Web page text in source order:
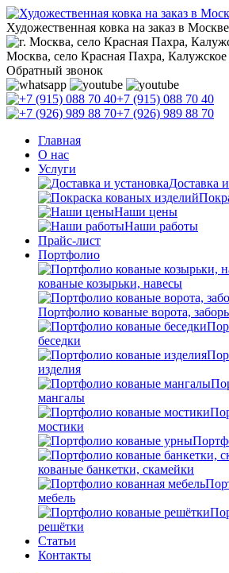
Художественная ковка на заказ в Москве
Москва, село Красная Пахра,
Обратный звонок
+7 (915) 088 70 40
+7 (926) 989 88 70
Главная
О нас
Услуги
Доставка
Наши цены
Наши работы
Прайс-лист
Портфолио
кованые козырьки, навесы
Портфолио кованые ворота,
беседки
изделия
мангалы
мостики
кованые банкетки, скамейки
мебель
решётки
Статьи
Контакты